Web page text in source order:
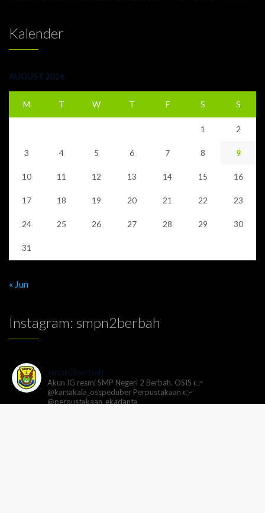
Kalender
AUGUST 2026
M T W T F S S
1 2
3 4 5 6 7 8 9
10 11 12 13 14 15 16
17 18 19 20 21 22 23
24 25 26 27 28 29 30
31
« Jun
Instagram: smpn2berbah
smpn2berbah
Akun IG resmi SMP Negeri 2 Berbah. OSIS 👉
@kartakala_osspeduber Perpustakaan 👉
@perpustakaan_ekadanta